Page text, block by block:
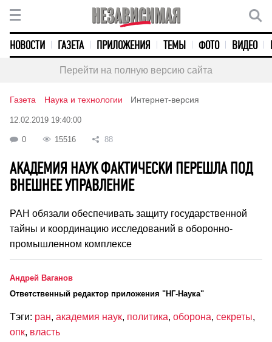
НОВОСТИ ГАЗЕТА ПРИЛОЖЕНИЯ ТЕМЫ ФОТО ВИДЕО
Перейти на полную версию сайта
Газета Наука и технологии Интернет-версия
12.02.2019 19:40:00
0 15516 88
АКАДЕМИЯ НАУК ФАКТИЧЕСКИ ПЕРЕШЛА ПОД
ВНЕШНЕЕ УПРАВЛЕНИЕ
РАН обязали обеспечивать защиту государственной
тайны и координацию исследований в оборонно-
промышленном комплексе
Андрей Ваганов
Ответственный редактор приложения "НГ-Наука"
Тэги: ран, академия наук, политика, оборона, секреты,
опк, власть